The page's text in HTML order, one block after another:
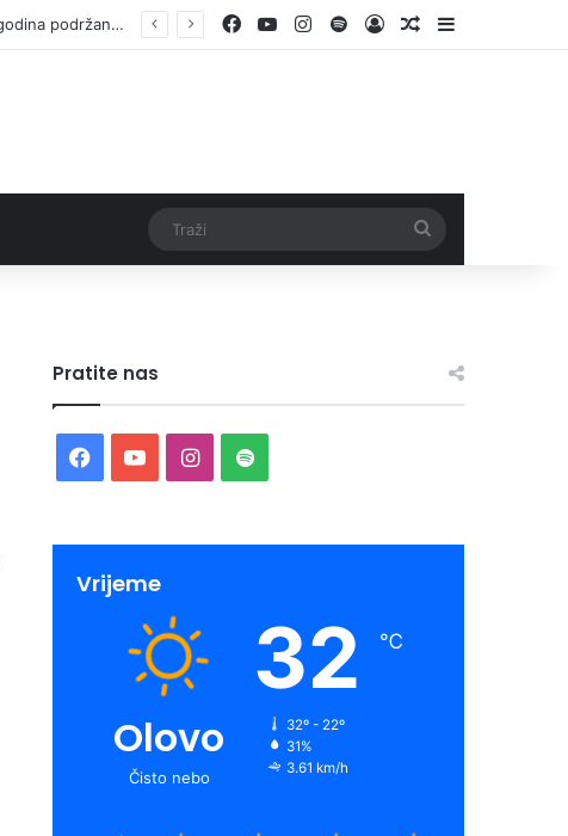
Vlada ZDK podržala samozapošljavanje 97 pripadnika boračke populacije – za 10 godina podržano pokretanje 1.152 mala biznisa Facebook
YouTubeInstagram
SpotifyLog InRandom Article
Sidebar
Pratite nas
Facebook
YouTubeInstagram
Spotify
Vrijeme
Olovo
Čisto nebo
32 ℃
32º - 22º
31%
3.61 km/h